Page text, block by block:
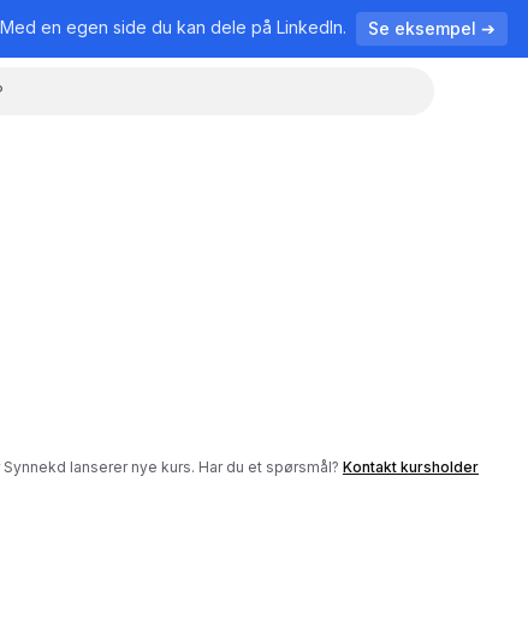
Med en egen side du kan dele på LinkedIn. Se eksempel ➔
Synnekd lanserer nye kurs. Har du et spørsmål? Kontakt kursholder